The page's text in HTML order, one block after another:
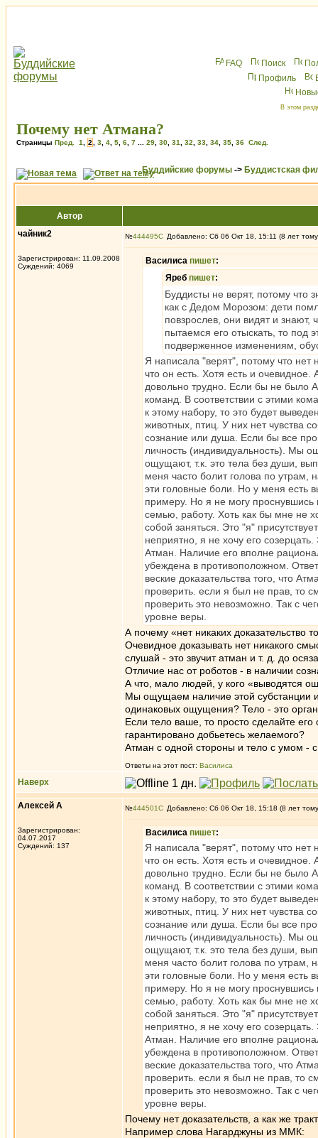
FAQ Поиск
Профиль
В этом
Почему нет Атмана?
Страницы Пред. 1 2 3 4 5 6 7 29 30 31 32 33 34 35 36 След.
Буддийские форумы -> Буддистская
Автор
чайник2
Зарегистрирован: 11.09.2008
Суждений: 4069
№444495 Добавлено: Сб 06 Окт 18, 15:11 (8 лет
Василиса пишет:
Яреб пишет:
Буддисты не верят, потому что
как с Дедом Морозом: дети
повзрослев, они видят и
пытаемся его отыскать, то под
подверженное изменениям,
Я написала "верят", потому что нет
что он есть. Хотя есть и очевидное.
довольно трудно. Если бы не было
команд. В соответствии с этими
к этому набору, то это будет
животных, птиц. У них нет чувства
сознание или душа. Если бы все
личность (индивидуальность). Мы
ощущают, т.к. это тела без души,
меня часто болит голова по утрам,
эти головные боли. Но у меня есть
примеру. Но я не могу проснувшись
семью, работу. Хоть как бы мне не
собой заняться. Это "я"
неприятно, я не хочу его
Атман. Наличие его вполне
убеждена в противоположном.
веские доказательства того, что
проверить. если я был не прав, то
проверить это невозможно. Так с
уровне веры.
А почему «нет никаких доказательство
Очевидное доказывать нет никакого
слушай - это звучит атман и т. д. до
Отличие нас от роботов - в наличии
А что, мало людей, у кого «выводятся
Мы ощущаем наличие этой
одинаковых ощущения? Тело - это
Если тело ваше, то просто сделайте
гарантировано добьетесь желаемого?
Атман с одной стороны и тело с умом -
Ответы на этот пост: Василиса
Наверх
Алексей А
Зарегистрирован:
04.07.2017
Суждений: 137
№444501 Добавлено: Сб 06 Окт 18, 15:18 (8 лет
Василиса пишет:
Я написала "верят", потому что нет
что он есть. Хотя есть и очевидное.
довольно трудно. Если бы не было
команд. В соответствии с этими
к этому набору, то это будет
животных, птиц. У них нет чувства
сознание или душа. Если бы все
личность (индивидуальность). Мы
ощущают, т.к. это тела без души,
меня часто болит голова по утрам,
эти головные боли. Но у меня есть
примеру. Но я не могу проснувшись
семью, работу. Хоть как бы мне не
собой заняться. Это "я"
неприятно, я не хочу его
Атман. Наличие его вполне
убеждена в противоположном.
веские доказательства того, что
проверить. если я был не прав, то
проверить это невозможно. Так с
уровне веры.
Почему нет доказательств, а как же
Например слова Нагарджуны из ММК: